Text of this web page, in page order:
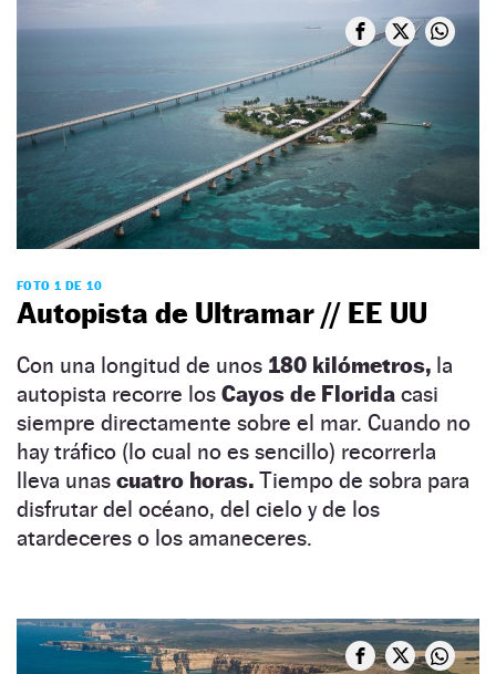
FOTO 1 DE 10
Autopista de Ultramar // EE UU
Con una longitud de unos 180 kilómetros, la
autopista recorre los Cayos de Florida casi
siempre directamente sobre el mar. Cuando no
hay tráfico (lo cual no es sencillo) recorrerla
lleva unas cuatro horas. Tiempo de sobra para
disfrutar del océano, del cielo y de los
atardeceres o los amaneceres.